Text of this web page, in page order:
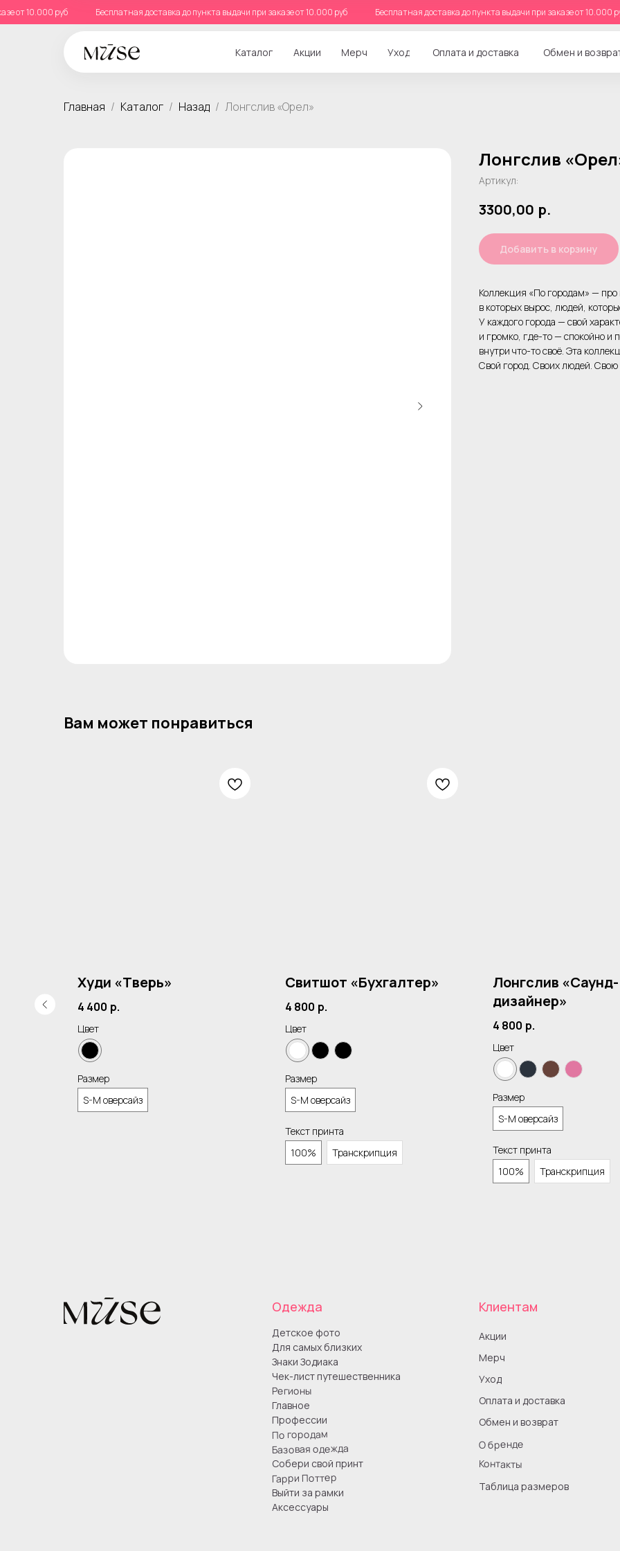
от 10.000 руб Бесплатная доставка до пункта выдачи при заказе от 10.000 руб Бесплатная доставка до пункта выдачи при заказе от
Каталог Оплата и доставка Обмен и
Мерч
Акции Уход
Главная Каталог Назад Лонгслив «Орел»
Лонгслив
Артикул:
3300,00 р.
Добавить в корзину
Коллекция «По городам» — про
в которых вырос, людей,
У каждого города — свой
и громко, где-то — спокойно и
внутри что-то своё. Эта
Свой город. Своих людей. Свою
Вам может понравиться
Худи «Тверь»
4 400 р.
Цвет
Размер
S-M оверсайз
Свитшот «Бухгалтер»
4 800 р.
Цвет
Размер
S-M оверсайз
Текст принта
100%
Транскрипция
Лонгслив «Саунд-
дизайнер»
4 800 р.
Цвет
Размер
S-M оверсайз
Текст принта
100%
Транскрипция
Клиентам
Оплата и доставка
Обмен и возврат
О бренде
Контакты
Детское фото
Для самых близких
Знаки Зодиака
Чек-лист путешественника
Регионы
Главное
Профессии
По городам
Базовая одежда
Собери свой принт
Гарри Поттер
Выйти за рамки
Аксессуары
Одежда
Акции
Таблица размеров
Уход
Мерч